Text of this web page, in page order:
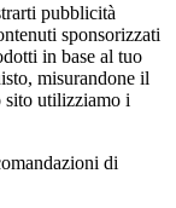
pubblicità
sponsorizzati
in base al tuo
misurandone il
sito utilizziamo i
di